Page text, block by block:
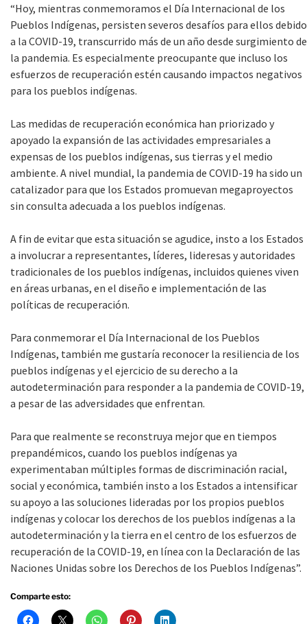
“Hoy, mientras conmemoramos el Día Internacional de los
Pueblos Indígenas, persisten severos desafíos para ellos debido
a la COVID-19, transcurrido más de un año desde surgimiento de
la pandemia. Es especialmente preocupante que incluso los
esfuerzos de recuperación estén causando impactos negativos
para los pueblos indígenas.
Las medidas de recuperación económica han priorizado y
apoyado la expansión de las actividades empresariales a
expensas de los pueblos indígenas, sus tierras y el medio
ambiente. A nivel mundial, la pandemia de COVID-19 ha sido un
catalizador para que los Estados promuevan megaproyectos
sin consulta adecuada a los pueblos indígenas.
A fin de evitar que esta situación se agudice, insto a los Estados
a involucrar a representantes, líderes, lideresas y autoridades
tradicionales de los pueblos indígenas, incluidos quienes viven
en áreas urbanas, en el diseño e implementación de las
políticas de recuperación.
Para conmemorar el Día Internacional de los Pueblos
Indígenas, también me gustaría reconocer la resiliencia de los
pueblos indígenas y el ejercicio de su derecho a la
autodeterminación para responder a la pandemia de COVID-19,
a pesar de las adversidades que enfrentan.
Para que realmente se reconstruya mejor que en tiempos
prepandémicos, cuando los pueblos indígenas ya
experimentaban múltiples formas de discriminación racial,
social y económica, también insto a los Estados a intensificar
su apoyo a las soluciones lideradas por los propios pueblos
indígenas y colocar los derechos de los pueblos indígenas a la
autodeterminación y la tierra en el centro de los esfuerzos de
recuperación de la COVID-19, en línea con la Declaración de las
Naciones Unidas sobre los Derechos de los Pueblos Indígenas”.
Comparte esto: